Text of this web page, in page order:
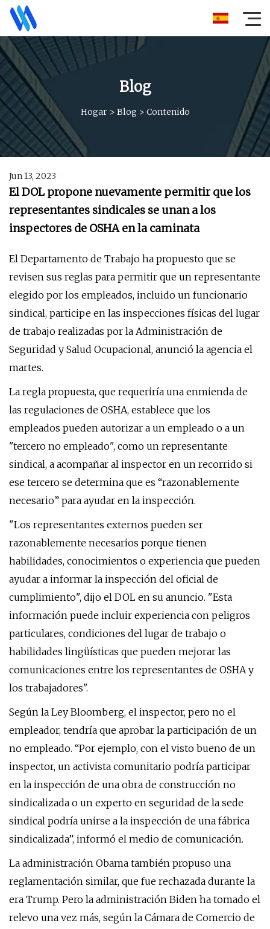
Blog
Hogar> Blog > Contenido
Jun 13, 2023
El DOL propone nuevamente permitir que los
representantes sindicales se unan a los
inspectores de OSHA en la caminata
El Departamento de Trabajo ha propuesto que se
revisen sus reglas para permitir que un representante
elegido por los empleados, incluido un funcionario
sindical, participe en las inspecciones físicas del lugar
de trabajo realizadas por la Administración de
Seguridad y Salud Ocupacional, anunció la agencia el
martes.
La regla propuesta, que requeriría una enmienda de
las regulaciones de OSHA, establece que los
empleados pueden autorizar a un empleado o a un
"tercero no empleado", como un representante
sindical, a acompañar al inspector en un recorrido si
ese tercero se determina que es “razonablemente
necesario” para ayudar en la inspección.
"Los representantes externos pueden ser
razonablemente necesarios porque tienen
habilidades, conocimientos o experiencia que pueden
ayudar a informar la inspección del oficial de
cumplimiento", dijo el DOL en su anuncio. "Esta
información puede incluir experiencia con peligros
particulares, condiciones del lugar de trabajo o
habilidades lingüísticas que pueden mejorar las
comunicaciones entre los representantes de OSHA y
los trabajadores".
Según la Ley Bloomberg, el inspector, pero no el
empleador, tendría que aprobar la participación de un
no empleado. “Por ejemplo, con el visto bueno de un
inspector, un activista comunitario podría participar
en la inspección de una obra de construcción no
sindicalizada o un experto en seguridad de la sede
sindical podría unirse a la inspección de una fábrica
sindicalizada”, informó el medio de comunicación.
La administración Obama también propuso una
reglamentación similar, que fue rechazada durante la
era Trump. Pero la administración Biden ha tomado el
relevo una vez más, según la Cámara de Comercio de